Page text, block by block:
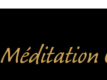
Méditation